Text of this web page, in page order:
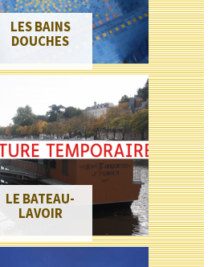
LES BAINS
DOUCHES
LE BATEAU-
LAVOIR